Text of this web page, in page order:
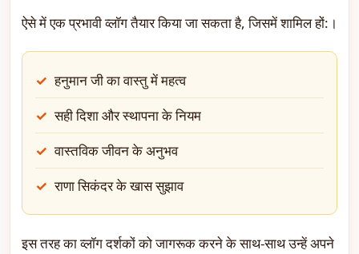
ऐसे में एक प्रभावी व्लॉग तैयार किया जा सकता है, जिसमें शामिल हों:।
हनुमान जी का वास्तु में महत्व
सही दिशा और स्थापना के नियम
वास्तविक जीवन के अनुभव
राणा सिकंदर के खास सुझाव
इस तरह का व्लॉग दर्शकों को जागरूक करने के साथ-साथ उन्हें अपने